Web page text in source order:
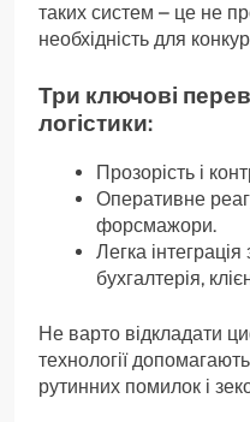
таких систем – це не
необхідність для
Три ключові
логістики:
Прозорість і
Оперативне
форсмажори.
Легка
бухгалтерія,
Не варто відкладати
технології
рутинних помилок і